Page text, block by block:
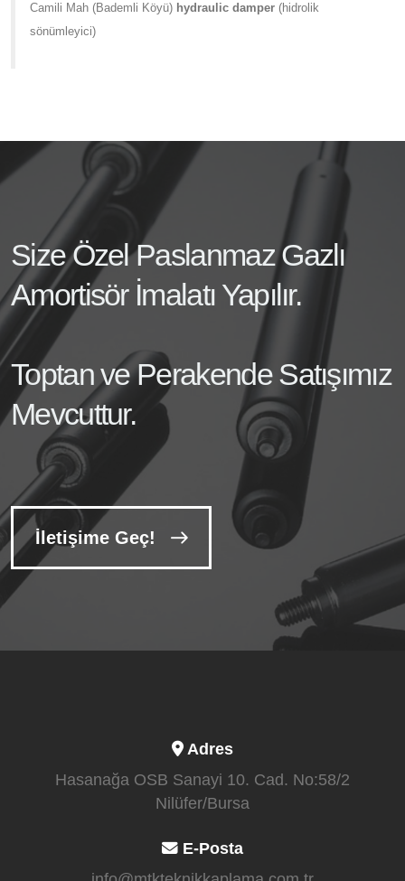
Camili Mah (Bademli Köyü) hydraulic damper (hidrolik
sönümleyici)
Size Özel Paslanmaz Gazlı
Amortisör İmalatı Yapılır.
Toptan ve Perakende Satışımız
Mevcuttur.
İletişime Geç!
Adres
Hasanağa OSB Sanayi 10. Cad. No:58/2
Nilüfer/Bursa
E-Posta